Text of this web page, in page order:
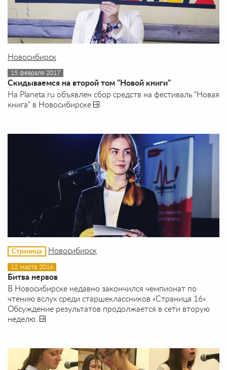
Новосибирск
15 февраля 2017
Скидываемся на второй том "Новой книги"
На Planeta.ru объявлен сбор средств на фестиваль "Новая
книга" в Новосибирске
Страница Новосибирск
12 марта 2016
Битва нервов
В Новосибирске недавно закончился чемпионат по
чтению вслух среди старшеклассников «Страница 16».
Обсуждение результатов продолжается в сети вторую
неделю.